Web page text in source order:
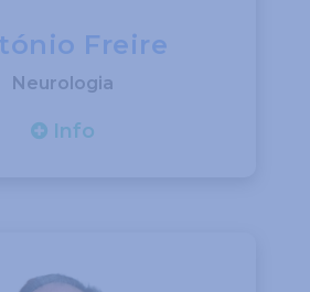
Freire
Neurologia
Info